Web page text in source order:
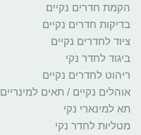
הקמת חדרים נקיים
בדיקות חדרים נקיים
ציוד לחדרים נקיים
ביגוד לחדר נקי
ריהוט לחדרים נקיים
אוהלים נקיים / תאים למינריים
תא למינארי נקי
מטליות לחדר נקי